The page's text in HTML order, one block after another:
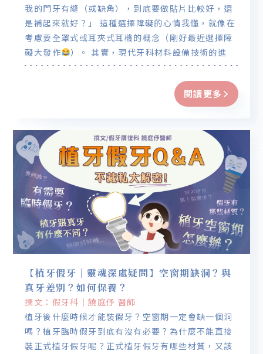
我的門牙有縫（或缺角），到底要做貼片比較好，還
是補起來就好？」 這種選擇障礙的心情我懂，就像在
考慮要全罩式或耳夾式耳機的概念（剛好最近選擇障
礙大發作
）。 其實，現代牙科材料設備技術的進
步，讓我們可以很貪心： 在變美的同時又能夠做到非
閱讀更多
【植牙假牙｜靈魂深處疑問】空窗期缺洞？與
真牙差別？如何保養？
撰文：假牙科｜饒庭伃 醫師
植牙後什麼時候才能裝假牙？空窗期一定會缺一個洞
嗎？植牙臨時假牙到底有沒有必要？為什麼不能直接
裝正式植牙假牙呢？正式植牙假牙有哪些材質，又該